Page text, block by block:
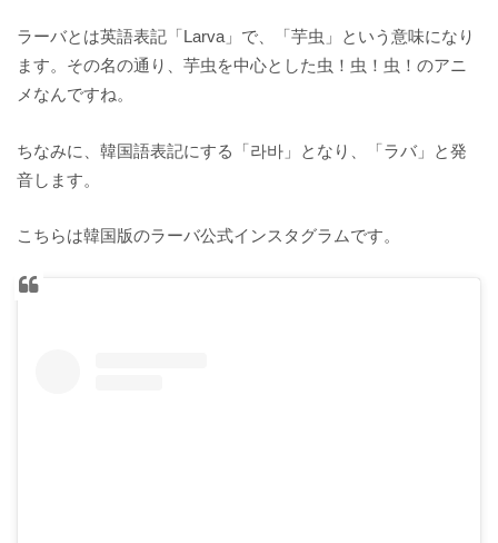
ラーバとは英語表記「Larva」で、「芋虫」という意味になり
ます。その名の通り、芋虫を中心とした虫！虫！虫！のアニ
メなんですね。
ちなみに、韓国語表記にする「라바」となり、「ラバ」と発
音します。
こちらは韓国版のラーバ公式インスタグラムです。